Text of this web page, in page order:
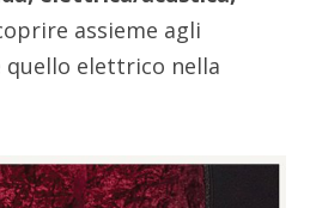
assieme agli
quello elettrico nella